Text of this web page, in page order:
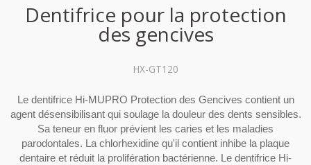
Dentifrice pour la protection
des gencives
HX-GT120
Le dentifrice Hi-MUPRO Protection des Gencives contient un
agent désensibilisant qui soulage la douleur des dents sensibles.
Sa teneur en fluor prévient les caries et les maladies
parodontales. La chlorhexidine qu'il contient inhibe la plaque
dentaire et réduit la prolifération bactérienne. Le dentifrice Hi-